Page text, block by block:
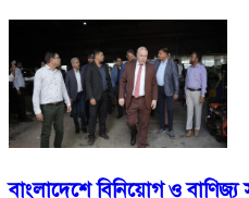
বাংলাদেশে বিনিয়োগ ও